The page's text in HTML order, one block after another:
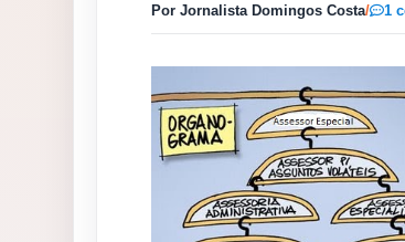
Por Jornalista Domingos Costa/ 1